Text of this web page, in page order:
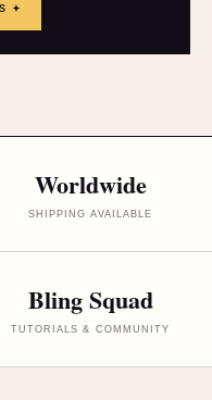
✦
Worldwide
SHIPPING AVAILABLE
Bling Squad
TUTORIALS & COMMUNITY